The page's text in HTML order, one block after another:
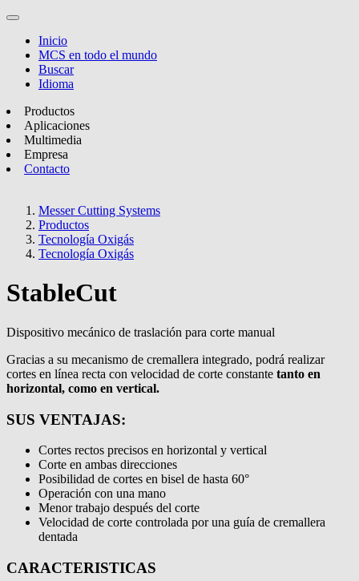
Inicio
MCS en todo el mundo
Buscar
Idioma
Productos
Aplicaciones
Multimedia
Empresa
Contacto
Messer Cutting Systems
Productos
Tecnología Oxigás
Tecnología Oxigás
StableCut
Dispositivo mecánico de traslación para corte manual
Gracias a su mecanismo de cremallera integrado, podrá realizar
cortes en línea recta con velocidad de corte constante tanto en
horizontal, como en vertical.
SUS VENTAJAS:
Cortes rectos precisos en horizontal y vertical
Corte en ambas direcciones
Posibilidad de cortes en bisel de hasta 60°
Operación con una mano
Menor trabajo después del corte
Velocidad de corte controlada por una guía de cremallera
dentada
CARACTERISTICAS